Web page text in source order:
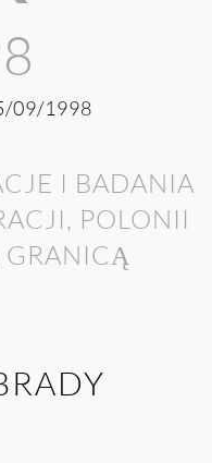
09/1998
I BADANIA
POLONII